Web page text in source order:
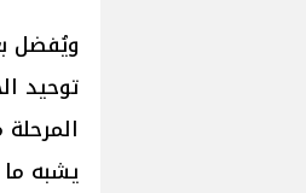
ويُفضل
توحيد
يشبه